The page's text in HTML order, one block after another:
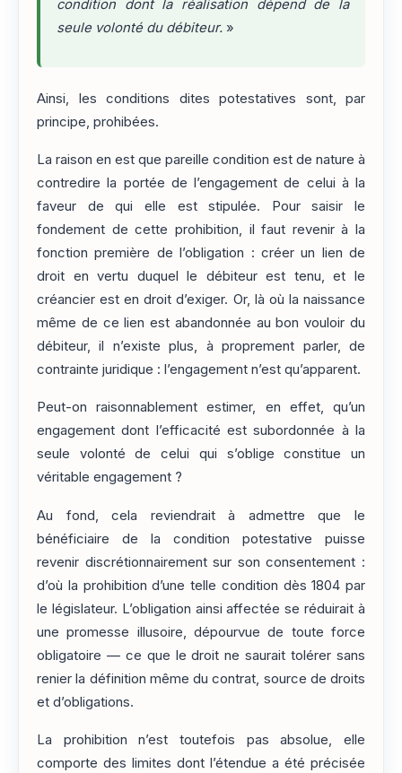
condition dont la réalisation dépend de la
seule volonté du débiteur. »
Ainsi, les conditions dites potestatives sont, par
principe, prohibées.
La raison en est que pareille condition est de nature à
contredire la portée de l’engagement de celui à la
faveur de qui elle est stipulée. Pour saisir le
fondement de cette prohibition, il faut revenir à la
fonction première de l’obligation : créer un lien de
droit en vertu duquel le débiteur est tenu, et le
créancier est en droit d’exiger. Or, là où la naissance
même de ce lien est abandonnée au bon vouloir du
débiteur, il n’existe plus, à proprement parler, de
contrainte juridique : l’engagement n’est qu’apparent.
Peut-on raisonnablement estimer, en effet, qu’un
engagement dont l’efficacité est subordonnée à la
seule volonté de celui qui s’oblige constitue un
véritable engagement ?
Au fond, cela reviendrait à admettre que le
bénéficiaire de la condition potestative puisse
revenir discrétionnairement sur son consentement :
d’où la prohibition d’une telle condition dès 1804 par
le législateur. L’obligation ainsi affectée se réduirait à
une promesse illusoire, dépourvue de toute force
obligatoire — ce que le droit ne saurait tolérer sans
renier la définition même du contrat, source de droits
et d’obligations.
La prohibition n’est toutefois pas absolue, elle
comporte des limites dont l’étendue a été précisée